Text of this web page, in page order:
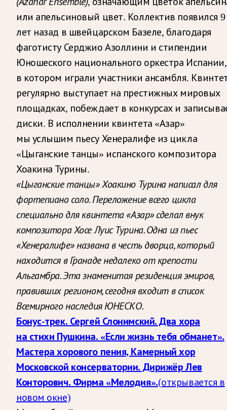
или апельсиновый цвет. Коллектив появился 9
лет назад в швейцарском Базеле, благодаря
фаготисту Серджио Азоллини и стипендии
Юношеского национального оркестра Испании,
в котором играли участники ансамбля.
регулярно выступает на престижных мировых
площадках, побеждает в конкурсах и
диски. В исполнении квинтета «Азар»
мы услышим пьесу Хенералифе из цикла
«Цыганские танцы» испанского композитора
Хоакина Турины.
«Цыганские танцы»Хоакино Турина написал для
фортепиано соло. Переложение всего цикла
специально для квинтета «Азар» сделал внук
композитора Хосе Луис Турина. Одна из пьес
«Хенералифе» названа в честь дворца, который
находится в Гранаде недалеко от крепости
Альгамбра. Эта знаменитая резиденция эмиров,
правивших регионом, сегодня входит в список
Всемирного наследия ЮНЕСКО.
Бонус-трек. Сергей Слонимский. Два хора
на стихи Пушкина. «Если жизнь тебя обманет».
Мастера хорового пения, Камерный хор
Московской консерватории. Дирижёр Лев
Конторович. Фирма «Мелодия».(открывается в
новом окне)